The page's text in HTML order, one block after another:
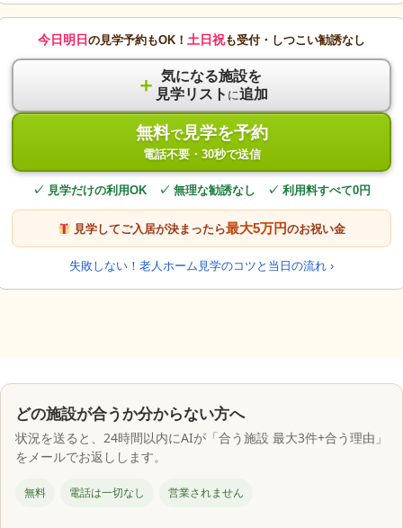
今日明日 の見学予約もOK！ 土日祝も受付・しつこい勧誘なし
＋ 気になる施設を
見学リスト に追加
無料で見学を予約
電話不要・30秒で送信
✓ 見学だけの利用OK ✓ 無理な勧誘なし ✓ 利用料すべて0円
見学してご入居が決まったら最大5万円のお祝い金
失敗しない！老人ホーム見学のコツと当日の流れ ›
どの施設が合うか分からない方へ
状況を送ると、24時間以内にAIが「合う施設 最大3件+合う理由」
をメールでお返しします。
無料 電話は一切なし 営業されません